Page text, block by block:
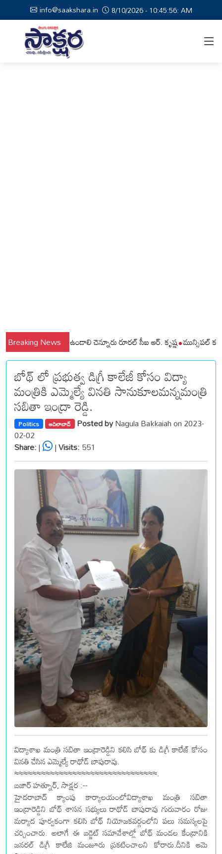
info@saakshara.in 8/10/2026 - 10:45:57: AM
Breaking News
అప్రమత్తంగా ఉండాలి చెన్నూరు రూరల్ సీఐ ఆర్. కృష్ణ మున్సిపల్
బోథ్ లో ప్రభుత్వ డిగ్రీ కాలేజీ కోసం విద్యా
మంత్రికి ఎమ్మెల్యే వినతి సానుకూలమన్నమంత్రి
సబితా ఇంద్రా రెడ్డి.
Politics ఆదిలాబాద్ Posted byNagula Bakkaiah on 2023-
02-02
Share:| |Visits:551
విద్యాశాఖ మంత్రి సబితా ఇంద్రారెడ్డిని కలిసి బోథ్ కు డిగ్రీ కాలేజ్ కోసం
వినతి చేసిన ఎమ్మెల్యే రాథోడ్ బాపురావు.
≈≈≈≈≈≈≈≈≈≈≈≈≈≈≈≈≈≈≈≈≈≈≈≈≈≈≈≈≈≈≈≈.
బజార్ హత్నూర్, సాక్షర :--
హైదరాబాద్ క్యాంపు కార్యాలయంలోవిద్యాశాఖ మంత్రి సబితా
ఇంద్రారెడ్డిని బోథ్ శాసన సభ్యులు రాథోడ్ బాపురావు గురువారం రోజు
మర్యాద పూర్వకంగా కలిసి బోథ్ నియోజకవర్గంలోని పలు సమస్యలపై
చర్చించారు. అలాగే ఈ బడ్జెట్ సమావేశాల్లో బోథ్ మండల కేంద్రానికి
జనరల్ డిగ్రీ కాలేజి మంజూరు ప్రకటించాలని కోరారు.దీనికి ఆమె